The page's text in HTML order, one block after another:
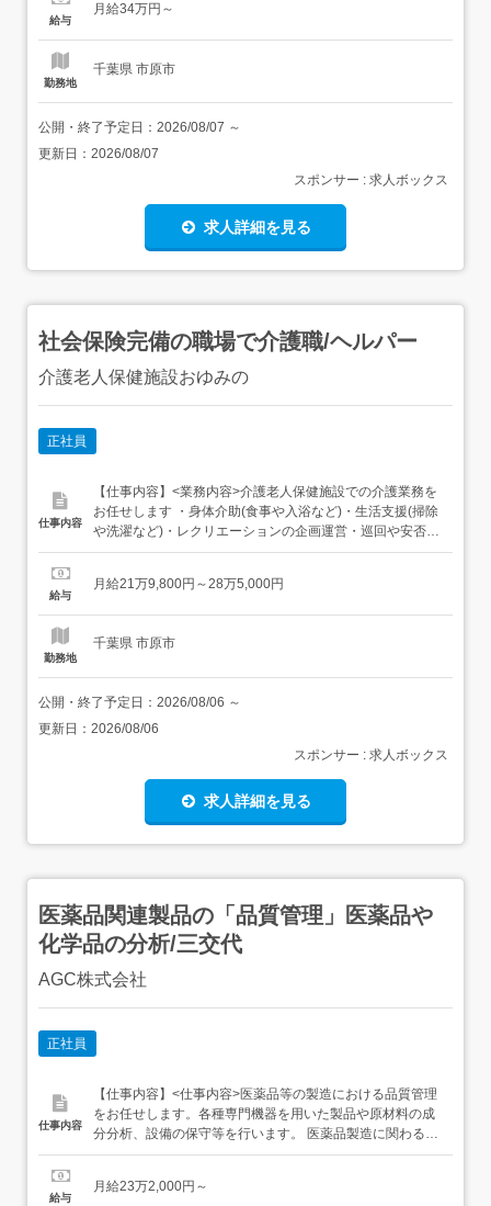
ず、14.96時間分の固定残業代として34,000円支給。超過
給与
月給34万円～
勤務地
千葉県 市原市
公開・終了予定日： 2026/08/07 ～
更新日： 2026/08/07
スポンサー : 求人ボックス
求人詳細を見る
社会保険完備の職場で介護職/ヘルパー
介護老人保健施設おゆみの
正社員
仕事内容
【仕事内容】<業務内容>介護老人保健施設での介護業務を
お任せします ・身体介助(食事や入浴など)・生活支援(掃除
や洗濯など)・レクリエーションの企画運営・巡回や安否確
認・介護記録 等 【経験・資格】<応募要件><下記いずれか
下記に当てはまる方歓迎/・特別養護老人ホームでの介護業
給与
月給21万9,800円～28万5,000円
勤務地
千葉県 市原市
公開・終了予定日： 2026/08/06 ～
更新日： 2026/08/06
スポンサー : 求人ボックス
求人詳細を見る
医薬品関連製品の「品質管理」医薬品や
化学品の分析/三交代
AGC株式会社
正社員
仕事内容
【仕事内容】<仕事内容>医薬品等の製造における品質管理
をお任せします。各種専門機器を用いた製品や原材料の成
分分析、設備の保守等を行います。 医薬品製造に関わる品
質管理全般をご担当いただきます。 専門機器を活用した分
の成分分析および結果記録 試薬の管理、分析設備のメンテ
給与
月給23万2,000円～